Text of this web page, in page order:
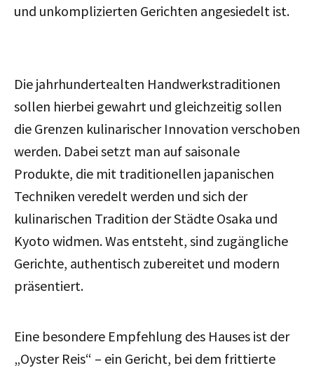
und unkomplizierten Gerichten angesiedelt ist.
Die jahrhundertealten Handwerkstraditionen
sollen hierbei gewahrt und gleichzeitig sollen
die Grenzen kulinarischer Innovation verschoben
werden. Dabei setzt man auf saisonale
Produkte, die mit traditionellen japanischen
Techniken veredelt werden und sich der
kulinarischen Tradition der Städte Osaka und
Kyoto widmen. Was entsteht, sind zugängliche
Gerichte, authentisch zubereitet und modern
präsentiert.
Eine besondere Empfehlung des Hauses ist der
„Oyster Reis“ – ein Gericht, bei dem frittierte